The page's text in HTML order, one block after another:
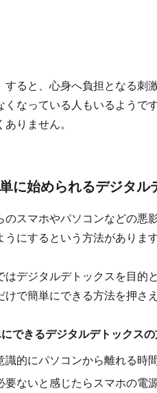
すると、心身へ負担となる刺
くなっている人もいるようで
ありません。
に始められるデジタル
のスマホやパソコンなどの悪
うにするという方法がありま
はデジタルデトックスを目的
けで簡単にできる方法を押さ
できるデジタルデトックス
識的にパソコンから離れる時
要ないと感じたらスマホの電